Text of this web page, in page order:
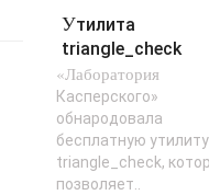
Утилита
triangle_check
ищет атаки на iOS,
связанные с..
«Лаборатория
Касперского»
обнародовала
бесплатную утилиту
triangle_check,
позволяет..